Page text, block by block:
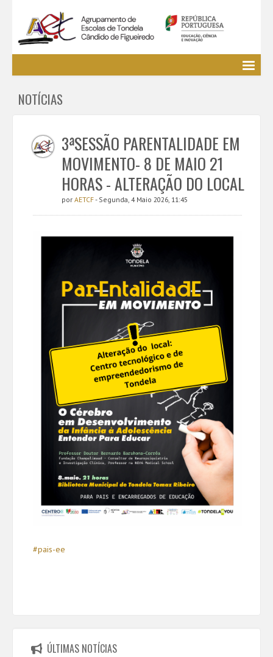
EE / Alunos
Cursos Profissionais
Bibliotecas
Media AETCF
Legislação
NOTÍCIAS
3ªSESSÃO PARENTALIDADE EM
MOVIMENTO- 8 DE MAIO 21
HORAS - ALTERAÇÃO DO LOCAL
por AETCF- Segunda, 4 Maio 2026, 11:45
#pais-ee
ÚLTIMAS NOTÍCIAS